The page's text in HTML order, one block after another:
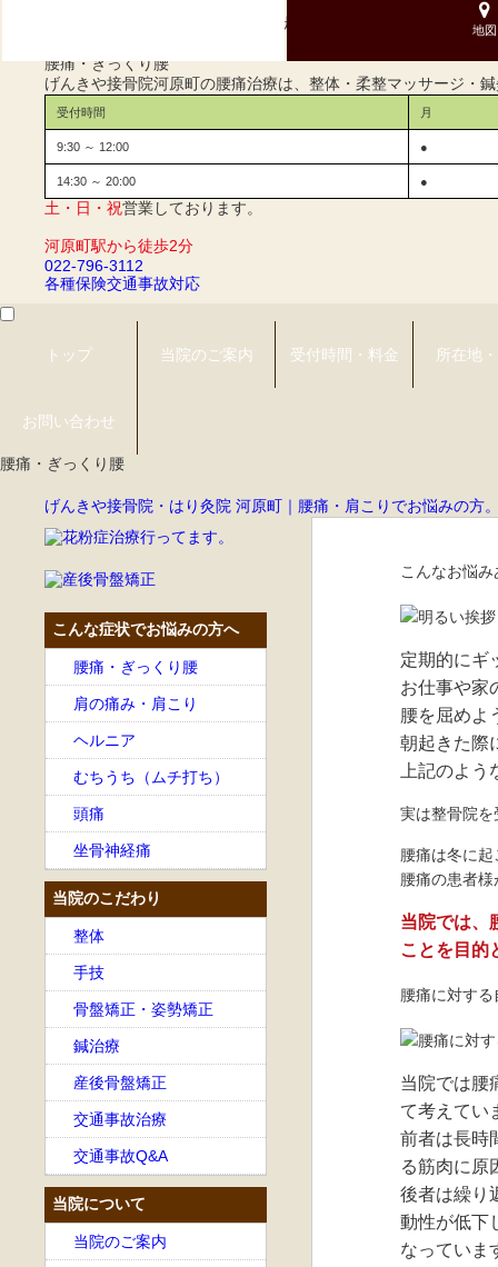
整体・手技・骨盤矯正、腰痛の症状ならげんきや接骨院・はり
腰痛・ぎっくり腰
げんきや接骨院河原町の腰痛治療は、整体・柔整マッサージ・
受付時間 月
9:30 ～ 12:00 ●
14:30 ～ 20:00 ●
土・日・祝営業しております。
河原町駅から徒歩2分
022-796-3112
各種保険交通事故対応
地図
トップ 当院のご案内 受付時間・料金 所在地
お問い合わせ
腰痛・ぎっくり腰
げんきや接骨院・はり灸院 河原町｜腰痛・肩こりでお悩みの方
こんなお悩
定期的にギ
お仕事や家
腰を屈めよ
朝起きた際
上記のよ
実は整骨院
腰痛は冬に
腰痛の患者
当院では、
ことを目的
腰痛に対す
当院では腰
て考えてい
前者は長時
る筋肉に原
後者は繰り
動性が低下
なっていま
こんな症状でお悩みの方へ
腰痛・ぎっくり腰
肩の痛み・肩こり
ヘルニア
むちうち（ムチ打ち）
頭痛
坐骨神経痛
当院のこだわり
整体
手技
骨盤矯正・姿勢矯正
鍼治療
産後骨盤矯正
交通事故治療
交通事故Q&A
当院について
当院のご案内